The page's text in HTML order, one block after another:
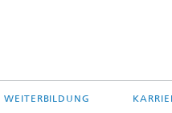
WEITERBILDUNG